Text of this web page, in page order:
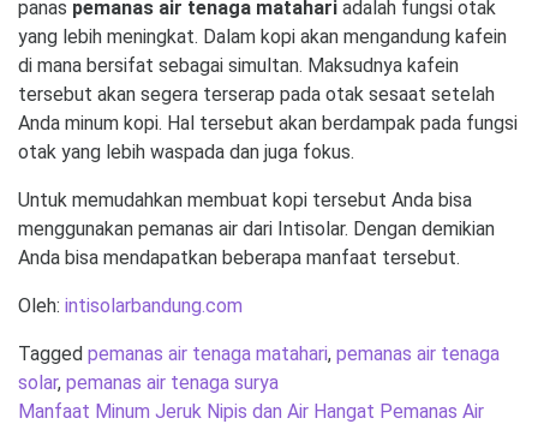
panas pemanas air tenaga matahari adalah fungsi otak
yang lebih meningkat. Dalam kopi akan mengandung kafein
di mana bersifat sebagai simultan. Maksudnya kafein
tersebut akan segera terserap pada otak sesaat setelah
Anda minum kopi. Hal tersebut akan berdampak pada fungsi
otak yang lebih waspada dan juga fokus.
Untuk memudahkan membuat kopi tersebut Anda bisa
menggunakan pemanas air dari Intisolar. Dengan demikian
Anda bisa mendapatkan beberapa manfaat tersebut.
Oleh: intisolarbandung.com
Tagged pemanas air tenaga matahari, pemanas air tenaga
solar, pemanas air tenaga surya
Post
Manfaat Minum Jeruk Nipis dan Air Hangat Pemanas Air